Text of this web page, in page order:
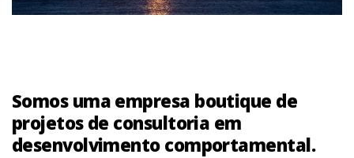
Somos uma empresa boutique de
projetos de consultoria em
desenvolvimento comportamental.